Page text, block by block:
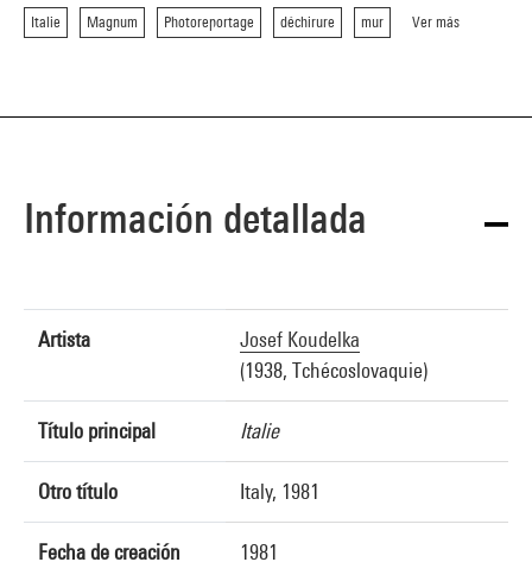
Italie Magnum Photoreportage déchirure mur Ver más
Información detallada
Artista
Josef Koudelka
(1938, Tchécoslovaquie)
Título principal Italie
Otro título Italy, 1981
Fecha de creación 1981